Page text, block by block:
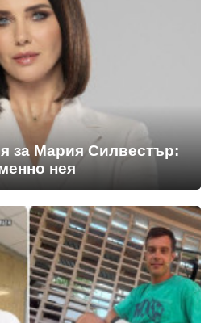
за Мария Силвестър:
нея